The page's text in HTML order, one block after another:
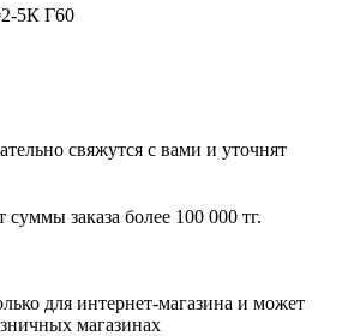
5К Г60
свяжутся с вами и уточнят
суммы заказа более 100 000 тг.
для интернет-магазина и может
магазинах